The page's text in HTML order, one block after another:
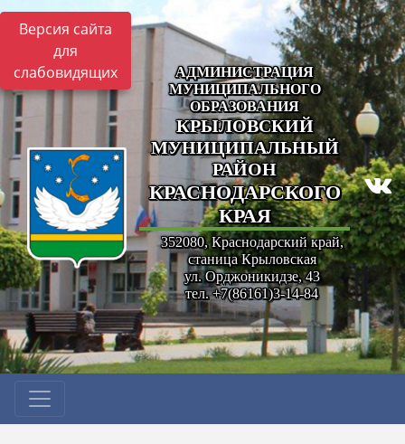
Версия сайта
для
слабовидящих
АДМИНИСТРАЦИЯ
МУНИЦИПАЛЬНОГО
ОБРАЗОВАНИЯ
КРЫЛОВСКИЙ
МУНИЦИПАЛЬНЫЙ
РАЙОН
КРАСНОДАРСКОГО
КРАЯ
352080, Краснодарский край,
станица Крыловская
ул. Орджоникидзе, 43
тел. +7(86161)3-14-84